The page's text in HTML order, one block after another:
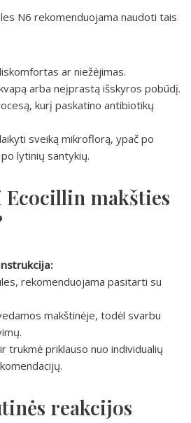
N6 rekomenduojama naudoti tais
ar niežėjimas.
arba neįprastą išskyros pobūdį.
kurį paskatino antibiotikų
sveiką mikroflorą, ypač po
lytinių santykių.
Ecocillin makšties
rekomenduojama pasitarti su
makštinėje, todėl svarbu
trukmė priklauso nuo individualių
reakcijos